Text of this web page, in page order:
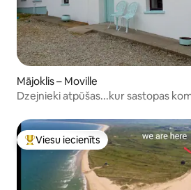
Mājoklis – Moville
Dzejnieki atpūšas...kur sastopas
Populārs viesu iecienīts mājoklis
Viesu iecienīts